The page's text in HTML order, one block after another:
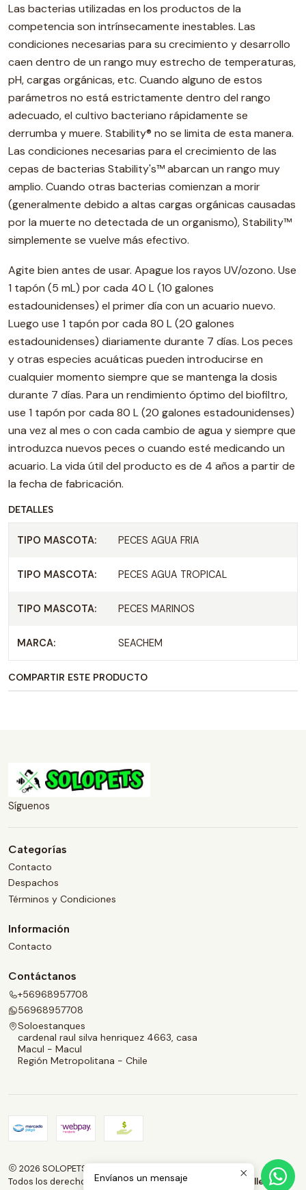
Las bacterias utilizadas en los productos de la
competencia son intrínsecamente inestables. Las
condiciones necesarias para su crecimiento y desarrollo
caen dentro de un rango muy estrecho de temperaturas,
pH, cargas orgánicas, etc. Cuando alguno de estos
parámetros no está estrictamente dentro del rango
adecuado, el cultivo bacteriano rápidamente se
derrumba y muere. Stability® no se limita de esta manera.
Las condiciones necesarias para el crecimiento de las
cepas de bacterias Stability's™ abarcan un rango muy
amplio. Cuando otras bacterias comienzan a morir
(generalmente debido a altas cargas orgánicas causadas
por la muerte no detectada de un organismo), Stability™
simplemente se vuelve más efectivo.
Agite bien antes de usar. Apague los rayos UV/ozono. Use
1 tapón (5 mL) por cada 40 L (10 galones
estadounidenses) el primer día con un acuario nuevo.
Luego use 1 tapón por cada 80 L (20 galones
estadounidenses) diariamente durante 7 días. Los peces
y otras especies acuáticas pueden introducirse en
cualquier momento siempre que se mantenga la dosis
durante 7 días. Para un rendimiento óptimo del biofiltro,
use 1 tapón por cada 80 L (20 galones estadounidenses)
una vez al mes o con cada cambio de agua y siempre que
introduzca nuevos peces o cuando esté medicando un
acuario. La vida útil del producto es de 4 años a partir de
la fecha de fabricación.
DETALLES
TIPO MASCOTA: PECES AGUA FRIA
TIPO MASCOTA: PECES AGUA TROPICAL
TIPO MASCOTA: PECES MARINOS
MARCA: SEACHEM
COMPARTIR ESTE PRODUCTO
Síguenos
Categorías
Contacto
Despachos
Términos y Condiciones
Información
Contacto
Contáctanos
+56968957708
56968957708
Soloestanques
cardenal raul silva henriquez 4663, casa
Macul - Macul
Región Metropolitana - Chile
2026 SOLOPETS.CL.
Todos los derechos reservados.Desarrollado por Jumpseller
Envíanos un mensaje